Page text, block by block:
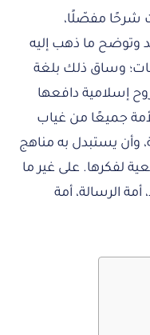
شرحًا مفصّلًا،
وتوضح ما ذهب إليه
وساق ذلك بلغة
إسلامية دافعها
جميعًا من غياب
وأن يستبدل به مناهج
لفكرها. على غير ما
الرسالة، أمة